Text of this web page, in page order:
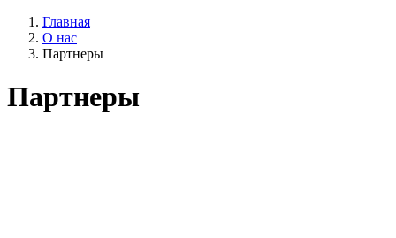
Главная
О нас
Партнеры
Партнеры